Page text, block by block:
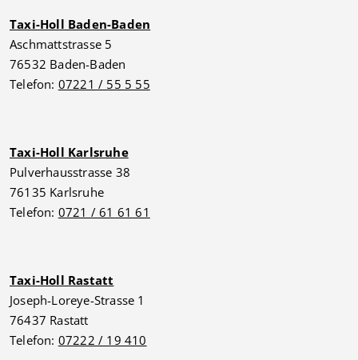
Taxi-Holl Baden-Baden
Aschmattstrasse 5
76532 Baden-Baden
Telefon: 07221 / 55 5 55
Taxi-Holl Karlsruhe
Pulverhausstrasse 38
76135 Karlsruhe
Telefon: 0721 / 61 61 61
Taxi-Holl Rastatt
Joseph-Loreye-Strasse 1
76437 Rastatt
Telefon: 07222 / 19 410